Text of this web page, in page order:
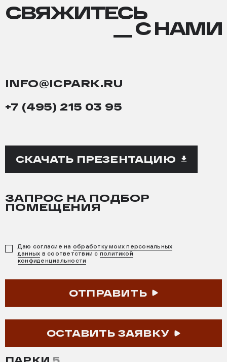
ОСТАВИТЬ ЗАЯВКУ
СВЯЖИТЕСЬ
СВЯЖИТЕСЬ
__ С НАМИ
INFO@ICPARK.RU
+7 (495) 215 03 95
СКАЧАТЬ ПРЕЗЕНТАЦИЮ
ЗАПРОС НА ПОДБОР
ПОМЕЩЕНИЯ
Даю согласие на обработку моих персональных
данных в соответствии с политикой
конфиденциальности
ОТПРАВИТЬ